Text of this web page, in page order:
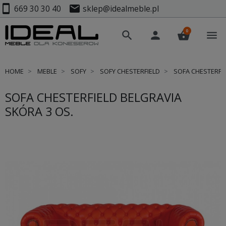
smartphone 669 30 30 40 mail sklep@idealmeble.pl
search person shopping_basket
0 menu
HOME MEBLE SOFY SOFY CHESTERFIELD SOFA
SOFA CHESTERFIELD BELGRAVIA
SKÓRA 3 OS.